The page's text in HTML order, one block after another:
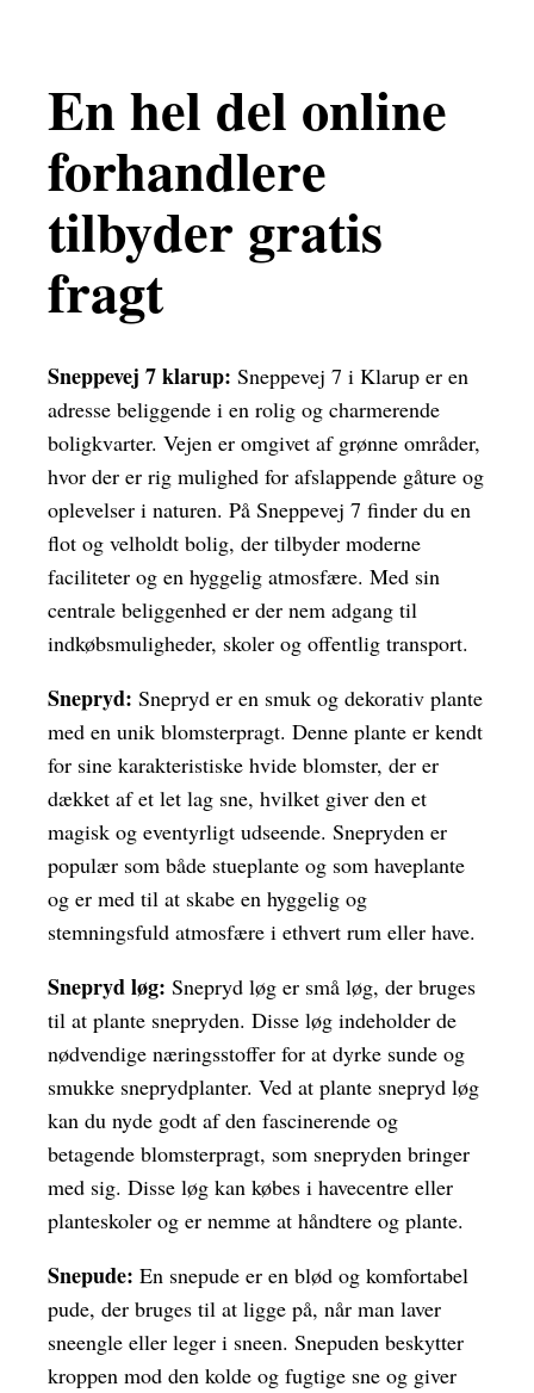
En hel del online
forhandlere
tilbyder gratis
fragt
Sneppevej 7 klarup: Sneppevej 7 i Klarup er en
adresse beliggende i en rolig og charmerende
boligkvarter. Vejen er omgivet af grønne områder,
hvor der er rig mulighed for afslappende gåture og
oplevelser i naturen. På Sneppevej 7 finder du en
flot og velholdt bolig, der tilbyder moderne
faciliteter og en hyggelig atmosfære. Med sin
centrale beliggenhed er der nem adgang til
indkøbsmuligheder, skoler og offentlig transport.
Snepryd: Snepryd er en smuk og dekorativ plante
med en unik blomsterpragt. Denne plante er kendt
for sine karakteristiske hvide blomster, der er
dækket af et let lag sne, hvilket giver den et
magisk og eventyrligt udseende. Snepryden er
populær som både stueplante og som haveplante
og er med til at skabe en hyggelig og
stemningsfuld atmosfære i ethvert rum eller have.
Snepryd løg: Snepryd løg er små løg, der bruges
til at plante snepryden. Disse løg indeholder de
nødvendige næringsstoffer for at dyrke sunde og
smukke sneprydplanter. Ved at plante snepryd løg
kan du nyde godt af den fascinerende og
betagende blomsterpragt, som snepryden bringer
med sig. Disse løg kan købes i havecentre eller
planteskoler og er nemme at håndtere og plante.
Snepude: En snepude er en blød og komfortabel
pude, der bruges til at ligge på, når man laver
sneengle eller leger i sneen. Snepuden beskytter
kroppen mod den kolde og fugtige sne og giver